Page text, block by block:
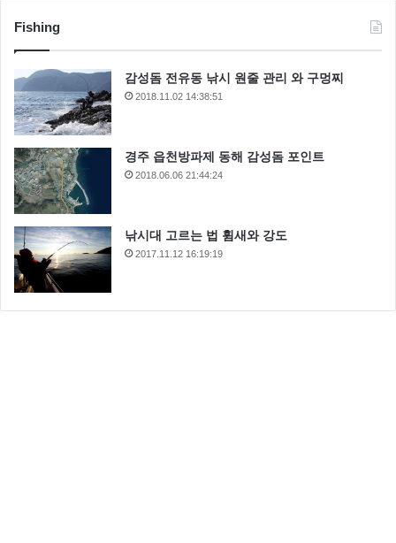
Fishing
감성돔 전유동 낚시 원줄 관리 와 구멍찌
2018.11.02 14:38:51
경주 읍천방파제 동해 감성돔 포인트
2018.06.06 21:44:24
낚시대 고르는 법 휨새와 강도
2017.11.12 16:19:19